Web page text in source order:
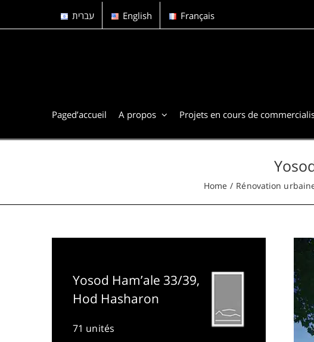
עברית English Français
Paged’accueil A propos Projets en cours de
Home Rénovation
Yosod Ham’ale 33/39,
Hod Hasharon
71 unités